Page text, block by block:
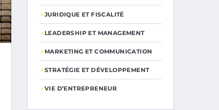
JURIDIQUE ET FISCALITÉ
LEADERSHIP ET MANAGEMENT
MARKETING ET COMMUNICATION
STRATÉGIE ET DÉVELOPPEMENT
VIE D’ENTREPRENEUR